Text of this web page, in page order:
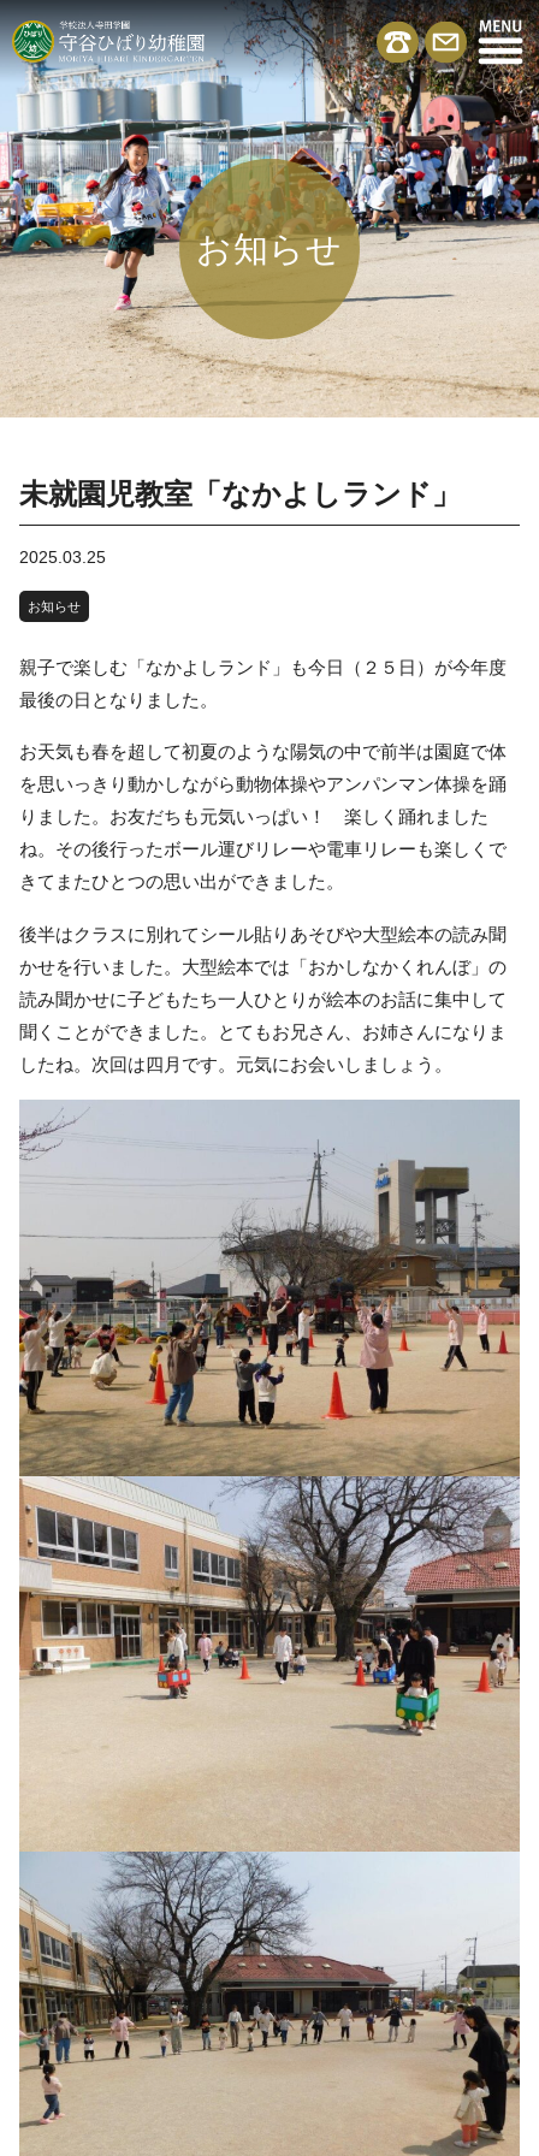
お知らせ
未就園児教室「なかよしランド」
2025.03.25
お知らせ
親子で楽しむ「なかよしランド」も今日（２５日）が今年度
最後の日となりました。
お天気も春を超して初夏のような陽気の中で前半は園庭で体
を思いっきり動かしながら動物体操やアンパンマン体操を踊
りました。お友だちも元気いっぱい！ 楽しく踊れました
ね。その後行ったボール運びリレーや電車リレーも楽しくで
きてまたひとつの思い出ができました。
後半はクラスに別れてシール貼りあそびや大型絵本の読み聞
かせを行いました。大型絵本では「おかしなかくれんぼ」の
読み聞かせに子どもたち一人ひとりが絵本のお話に集中して
聞くことができました。とてもお兄さん、お姉さんになりま
したね。次回は四月です。元気にお会いしましょう。